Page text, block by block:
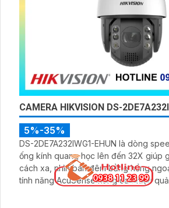
CAMERA HIKVISION DS-
5%-35%
DS-2DE7A232IWG1-EHUN là dòng
ống kính quang học lên đến 32X giúp
cách xa, nhìn ban đêm bằng hồng
tính năng AcuSense nâng cao hiệu